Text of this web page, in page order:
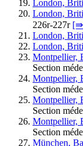
London,
London,
226r-227r [⇛
London,
London,
Montpellier,
Section
Montpellier,
Section
Montpellier,
Section
Montpellier,
Section
München,